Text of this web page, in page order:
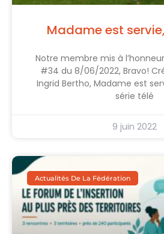
Madame est
Notre membre mis à
#34 du 8/06/2022, Bravo!
Ingrid Bertho, Madame est
série télé
9 juin 2022
Actualités De La Fédération